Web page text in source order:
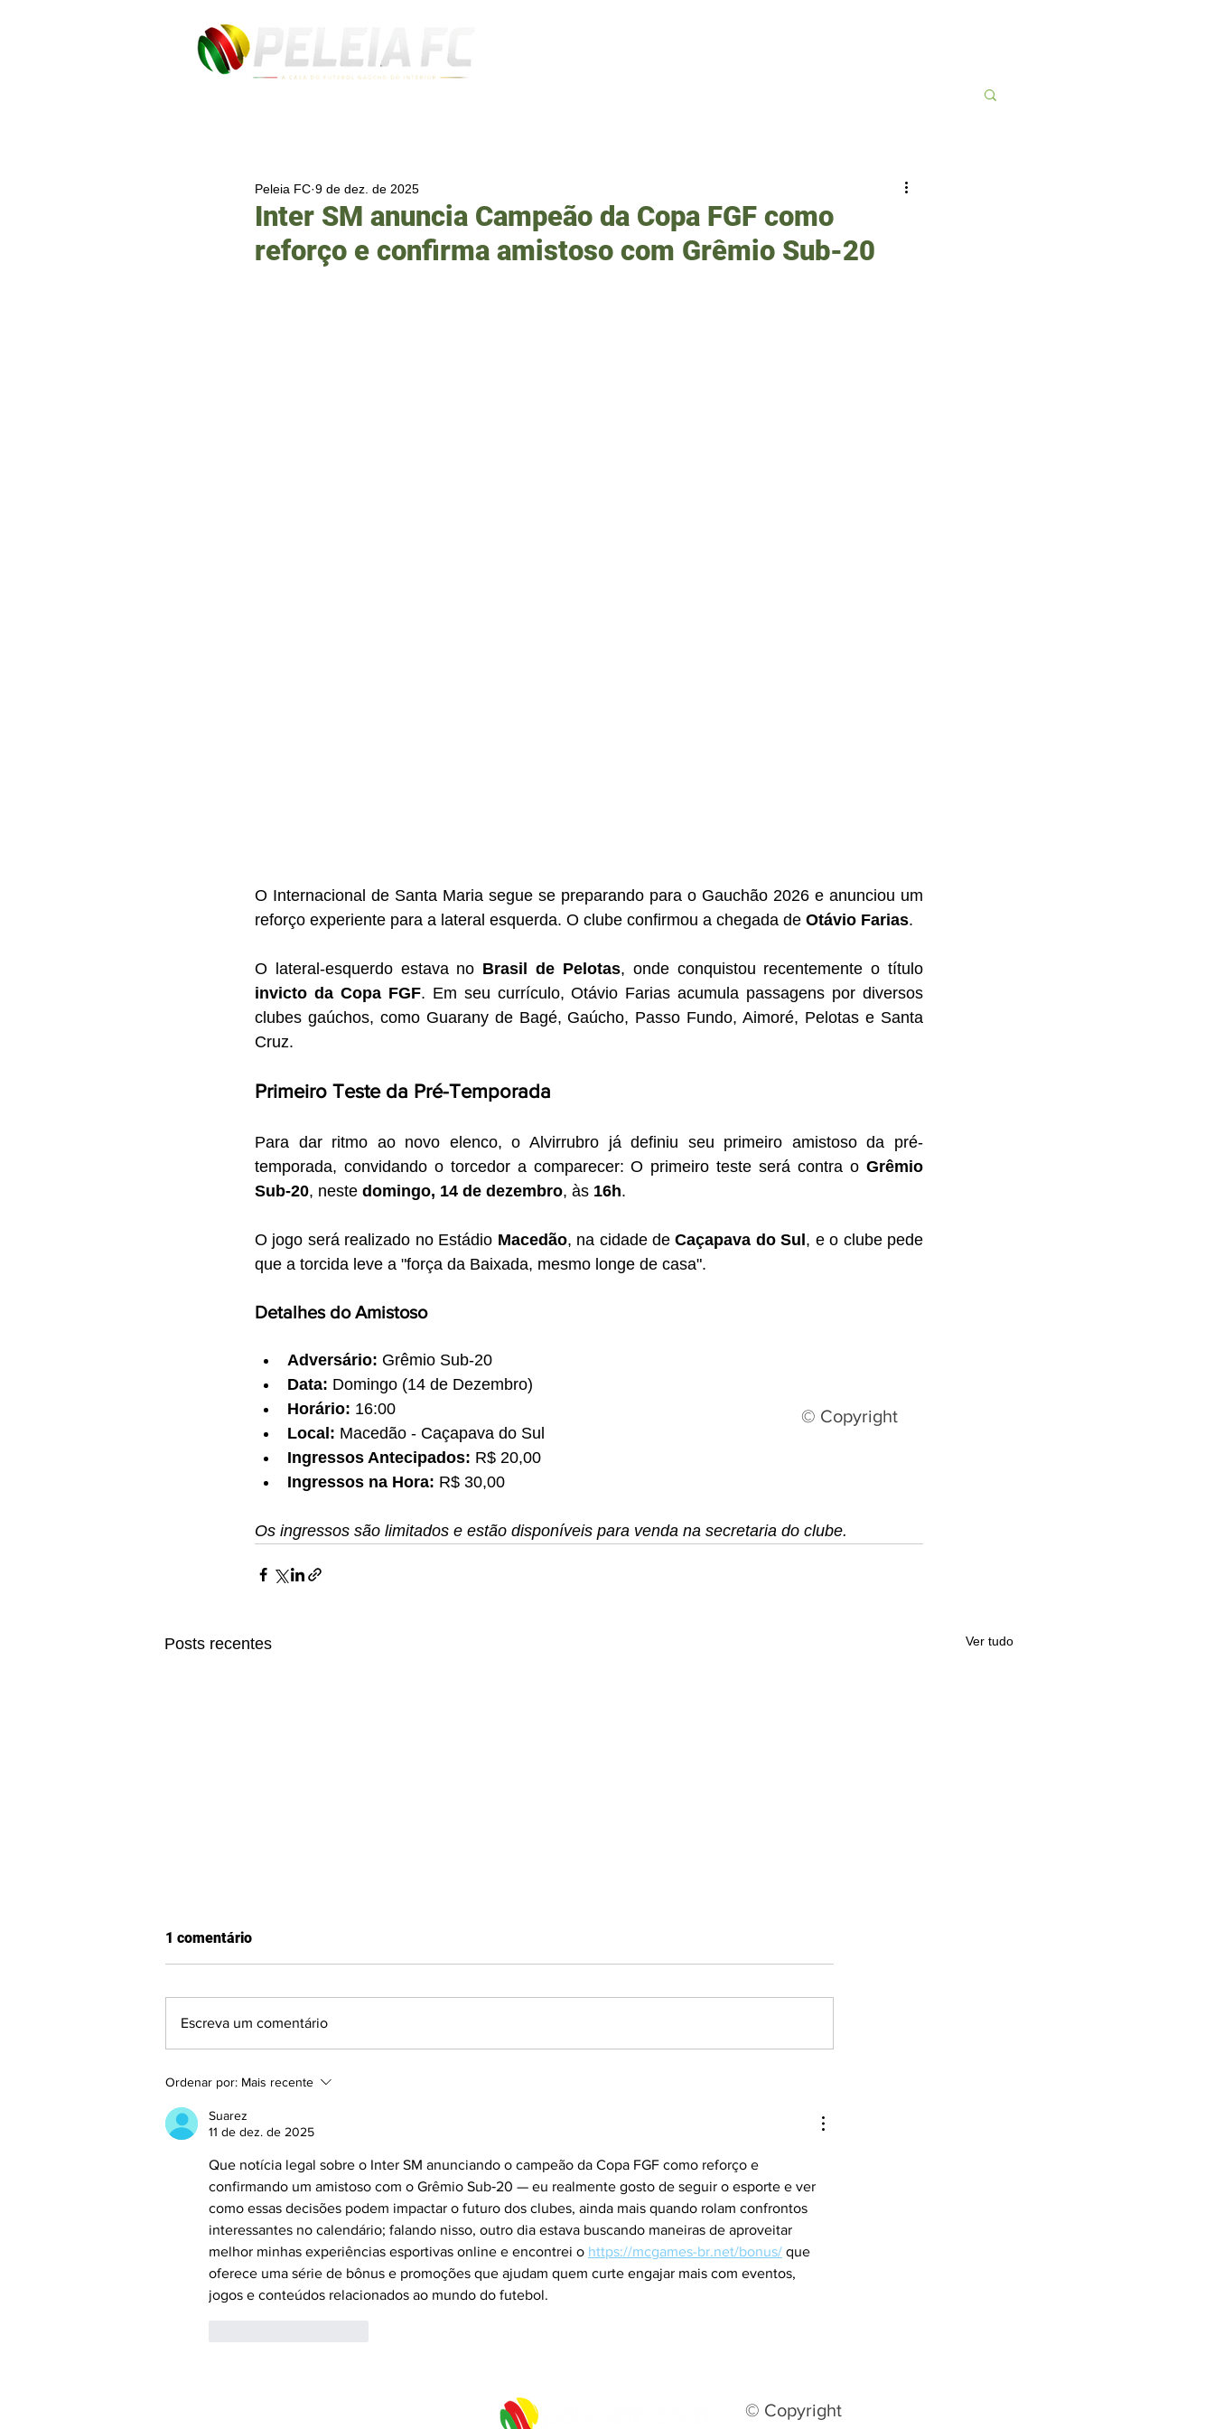
Inter SM anuncia Campeão da Copa FGF como
reforço e confirma amistoso com Grêmio Sub-20
Peleia FC 9 de dez. de 2025
O Internacional de Santa Maria segue se preparando para o Gauchão 2026 e anunciou um
reforço experiente para a lateral esquerda. O clube confirmou a chegada de Otávio Farias.
O lateral-esquerdo estava no Brasil de Pelotas
invicto da Copa FGF. Em seu currículo, Otávio Farias acumula passagens por diversos
clubes gaúchos, como Guarany de Bagé, Gaúcho, Passo Fundo, Aimoré, Pelotas e Santa
Cruz.
Primeiro Teste da Pré-Temporada
Para dar ritmo ao novo elenco, o Alvirrubro já definiu seu primeiro amistoso da pré-
temporada, convidando o torcedor a comparecer: O primeiro teste será contra o Grêmio
Sub-20, neste domingo, 14 de dezembro, às 16h.
O jogo será realizado no Estádio Macedão, na cidade de Caçapava do Sul , e o clube pede
que a torcida leve a "força da Baixada, mesmo longe de casa".
Detalhes do Amistoso
Adversário: Grêmio Sub-20
Data: Domingo (14 de Dezembro)
Horário: 16:00
Local: Macedão - Caçapava do Sul
Ingressos Antecipados: R$ 20,00
Ingressos na Hora: R$ 30,00
Os ingressos são limitados e estão disponíveis para venda na secretaria do clube.
Posts recentes Ver tudo
GAUCHÃO SÉRIE A2:
Visitantes surpreendem e
fecham a 2ª rodada com
vitórias em Passo Fundo e
histórico, três vitórias e três
empates
1 comentário
Escreva um comentário
Ordenar por: Mais recente
Suarez
11 de dez. de 2025
Que notícia legal sobre o Inter SM anunciando o campeão da Copa FGF como reforço e
confirmando um amistoso com o Grêmio Sub‑20 — eu realmente gosto de seguir o esporte e ver
como essas decisões podem impactar o futuro dos clubes, ainda mais quando rolam confrontos
interessantes no calendário; falando nisso, outro dia estava buscando maneiras de aproveitar
melhor minhas experiências esportivas online e encontrei o https://mcgames-br.net/bonus/ que
oferece uma série de bônus e promoções que ajudam quem curte engajar mais com eventos,
jogos e conteúdos relacionados ao mundo do futebol.
© Copyright
© Copyright